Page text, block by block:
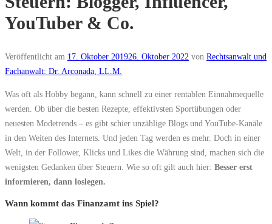
YouTuber & Co.
Veröffentlicht am 17. Oktober 201926. Oktober 2022 von Rechtsanwalt und
Fachanwalt: Dr. Arconada, LL.M.
Was oft als Hobby begann, kann schnell zu einer rentablen Einnahmequelle
werden. Ob über die besten Rezepte, effektivsten Sportübungen oder
neuesten Modetrends – es gibt schier unzählige Blogs und YouTube-Kanäle
in den Weiten des Internets. Und jeden Tag werden es mehr. Doch in einer
Welt, in der Follower, Klicks und Likes die Währung sind, machen sich die
wenigsten Gedanken über Steuern. Wie so oft gilt auch hier: Besser erst
informieren, dann loslegen.
Wann kommt das Finanzamt ins Spiel?